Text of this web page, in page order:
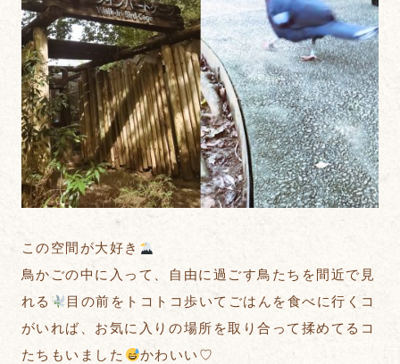
この空間が大好き
鳥かごの中に入って、自由に過ごす鳥たちを間近で見
れる
目の前をトコトコ歩いてごはんを食べに行くコ
がいれば、お気に入りの場所を取り合って揉めてるコ
たちもいました
かわいい♡